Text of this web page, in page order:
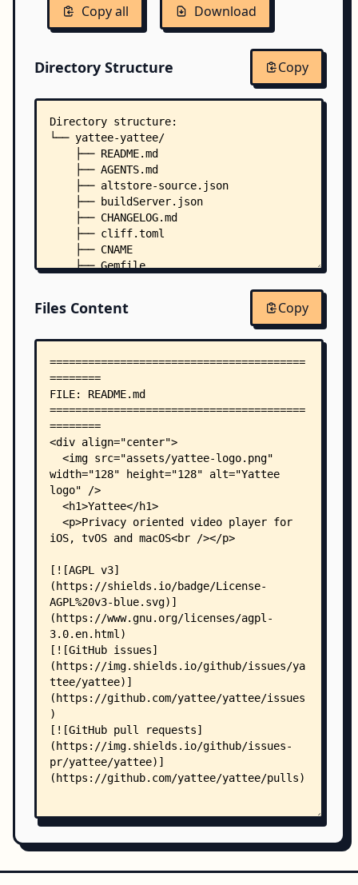
Copy all Download
Directory Structure Copy
Directory structure:
└── yattee-yattee/
    ├── README.md
    ├── AGENTS.md
    ├── altstore-source.json
    ├── buildServer.json
    ├── CHANGELOG.md
    ├── cliff.toml
    ├── CNAME
    ├── Gemfile
    ├── .periphery.yml
    ├── .slather.yml
    ├── fastlane/
    │   ├── README.md
    │   ├── Appfile
    │   ├── Fastfile
    │   └── Matchfile
    ├── scripts/
    │   └── sparkle/
    │       ├── README.md
    │       ├── appcast_template.xml
    │       └── update_appcast.rb
    ├── spec/
    │   ├── ui/
    │   │   ├── smoke/
    │   │   │   ├── app_launch_spec.rb
│   │   │   ├──
    │   │   │   ├── import_playlists_spec.rb
│   │   │   ├──
    │   │   │   ├── import_subscriptions_spec.rb
│   │   │   ├──
    │   │   │   ├── invidious_basic_auth_spec.rb
    │   │   │   ├── invidious_spec.rb
    │   │   │   ├── piped_login_spec.rb
    │   │   │   ├── piped_spec.rb
│   │   │   ├──
    │   │   │   ├── search_spec.rb
    │   │   │   ├── settings_spec.rb
    │   │   │   ├── video_playback_piped_spec.rb
    │   │   │   ├── video_playback_spec.rb
    │   │   └── support/
Files Content Copy